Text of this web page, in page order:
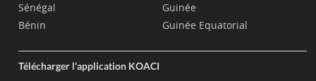
Sénégal
Bénin
Guinée
Guinée Equatorial
Télécharger l'application KOACI